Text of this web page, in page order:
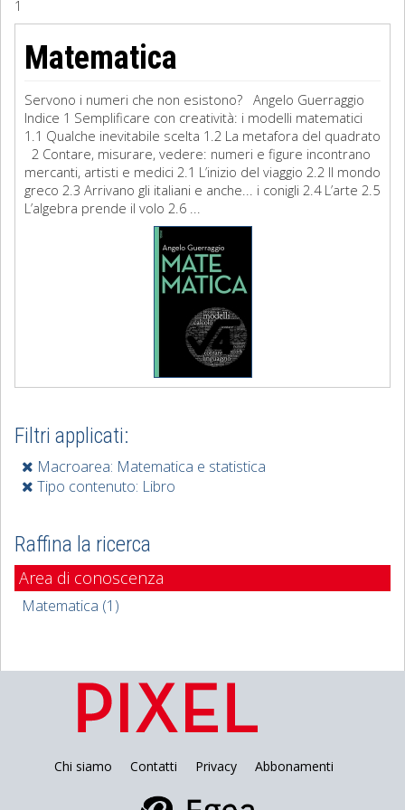
Filosofia
Storia
Matematica
Diritto
1
Matematica
Servono i numeri che non esistono? Angelo Guerraggio
Indice 1 Semplificare con creatività: i modelli matematici
1.1 Qualche inevitabile scelta 1.2 La metafora del quadrato
2 Contare, misurare, vedere: numeri e figure incontrano
mercanti, artisti e medici 2.1 L’inizio del viaggio 2.2 Il mondo
greco 2.3 Arrivano gli italiani e anche... i conigli 2.4 L’arte 2.5
L’algebra prende il volo 2.6 ...
Filtri applicati:
Macroarea: Matematica e statistica
Tipo contenuto: Libro
Raffina la ricerca
Area di conoscenza
Matematica (1)
Chi siamo Contatti Privacy Abbonamenti